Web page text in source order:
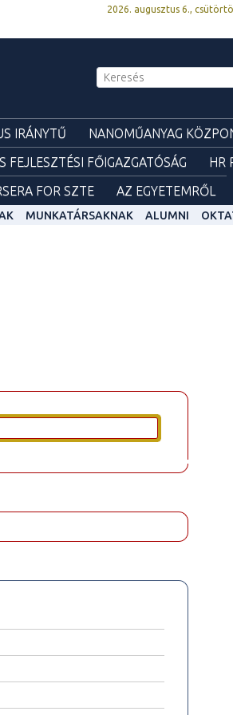
2026. augusztus 6.,
IRÁNYTŰ
NANOMŰANYAG
FEJLESZTÉSI FŐIGAZGATÓSÁG
HR
FOR SZTE AZ EGYETEMRŐL
MUNKATÁRSAKNAK ALUMNI